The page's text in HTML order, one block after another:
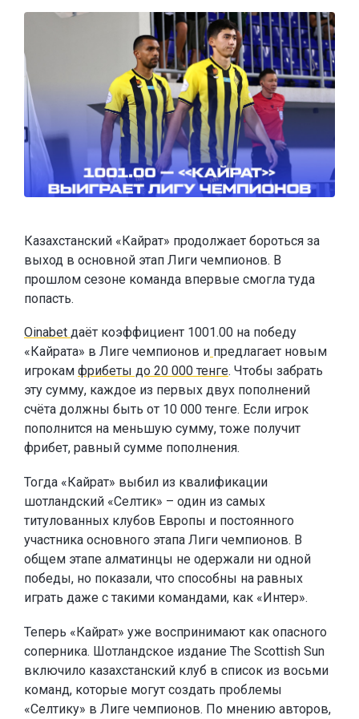
Казахстанский «Кайрат» продолжает бороться за
выход в основной этап Лиги чемпионов. В
прошлом сезоне команда впервые смогла туда
попасть.
Oinabet даёт коэффициент 1001.00 на победу
«Кайрата» в Лиге чемпионов и предлагает новым
игрокам фрибеты до 20 000 тенге. Чтобы забрать
эту сумму, каждое из первых двух пополнений
счёта должны быть от 10 000 тенге. Если игрок
пополнится на меньшую сумму, тоже получит
фрибет, равный сумме пополнения.
Тогда «Кайрат» выбил из квалификации
шотландский «Селтик» – один из самых
титулованных клубов Европы и постоянного
участника основного этапа Лиги чемпионов. В
общем этапе алматинцы не одержали ни одной
победы, но показали, что способны на равных
играть даже с такими командами, как «Интер».
Теперь «Кайрат» уже воспринимают как опасного
соперника. Шотландское издание The Scottish Sun
включило казахстанский клуб в список из восьми
команд, которые могут создать проблемы
«Селтику» в Лиге чемпионов. По мнению авторов,